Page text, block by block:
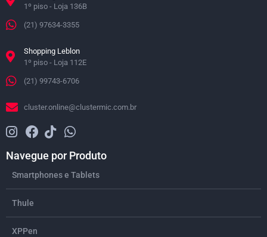
1º piso - Loja 136B
(21) 97634-3355
Shopping Leblon
1º piso - Loja 112E
(21) 99743-6706
cluster.online@clustermic.com.br
Navegue por Produto
Smartphones e Tablets
Thule
XPPen